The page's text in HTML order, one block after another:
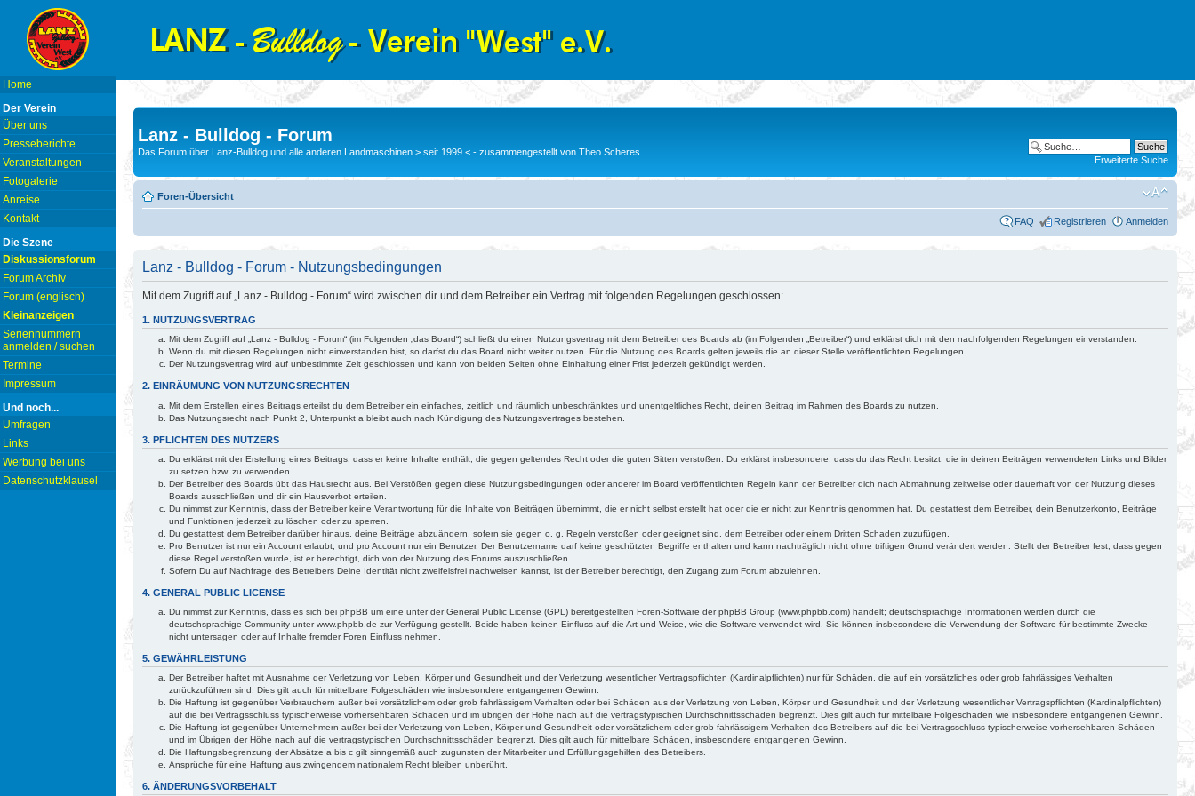
Home
Der Verein
Über uns
Presseberichte
Veranstaltungen
Fotogalerie
Anreise
Kontakt
Die Szene
Diskussionsforum
Forum Archiv
Forum (englisch)
Kleinanzeigen
Seriennummern
anmelden / suchen
Termine
Impressum
Und noch...
Umfragen
Links
Werbung bei uns
Datenschutzklausel
Lanz - Bulldog - Forum
Das Forum über Lanz-Bulldog und alle anderen Landmaschinen > seit 1999 < - zusammengestellt von Theo Scheres
Erweiterte Suche
Foren-Übersicht
FAQ Registrieren Anmelden
Lanz - Bulldog - Forum - Nutzungsbedingungen
Mit dem Zugriff auf „Lanz - Bulldog - Forum“ wird zwischen dir und dem Betreiber ein Vertrag mit folgenden Regelungen geschlossen:
1. NUTZUNGSVERTRAG
Mit dem Zugriff auf „Lanz - Bulldog - Forum“ (im Folgenden „das Board“) schließt du einen Nutzungsvertrag mit dem Betreiber des Boards ab (im Folgenden „Betreiber“) und erklärst dich mit den nachfolgenden Regelungen einverstanden.
Wenn du mit diesen Regelungen nicht einverstanden bist, so darfst du das Board nicht weiter nutzen. Für die Nutzung des Boards gelten jeweils die an dieser Stelle veröffentlichten Regelungen.
Der Nutzungsvertrag wird auf unbestimmte Zeit geschlossen und kann von beiden Seiten ohne Einhaltung einer Frist jederzeit gekündigt werden.
2. EINRÄUMUNG VON NUTZUNGSRECHTEN
Mit dem Erstellen eines Beitrags erteilst du dem Betreiber ein einfaches, zeitlich und räumlich unbeschränktes und unentgeltliches Recht, deinen Beitrag im Rahmen des Boards zu nutzen.
Das Nutzungsrecht nach Punkt 2, Unterpunkt a bleibt auch nach Kündigung des Nutzungsvertrages bestehen.
3. PFLICHTEN DES NUTZERS
Du erklärst mit der Erstellung eines Beitrags, dass er keine Inhalte enthält, die gegen geltendes Recht oder die guten Sitten verstoßen. Du erklärst insbesondere, dass du das Recht besitzt, die in deinen Beiträgen verwendeten Links und Bilder
zu setzen bzw. zu verwenden.
Der Betreiber des Boards übt das Hausrecht aus. Bei Verstößen gegen diese Nutzungsbedingungen oder anderer im Board veröffentlichten Regeln kann der Betreiber dich nach Abmahnung zeitweise oder dauerhaft von der Nutzung dieses
Boards ausschließen und dir ein Hausverbot erteilen.
Du nimmst zur Kenntnis, dass der Betreiber keine Verantwortung für die Inhalte von Beiträgen übernimmt, die er nicht selbst erstellt hat oder die er nicht zur Kenntnis genommen hat. Du gestattest dem Betreiber, dein Benutzerkonto, Beiträge
und Funktionen jederzeit zu löschen oder zu sperren.
Du gestattest dem Betreiber darüber hinaus, deine Beiträge abzuändern, sofern sie gegen o. g. Regeln verstoßen oder geeignet sind, dem Betreiber oder einem Dritten Schaden zuzufügen.
Pro Benutzer ist nur ein Account erlaubt, und pro Account nur ein Benutzer. Der Benutzername darf keine geschützten Begriffe enthalten und kann nachträglich nicht ohne triftigen Grund verändert werden. Stellt der Betreiber fest, dass gegen
diese Regel verstoßen wurde, ist er berechtigt, dich von der Nutzung des Forums auszuschließen.
Sofern Du auf Nachfrage des Betreibers Deine Identität nicht zweifelsfrei nachweisen kannst, ist der Betreiber berechtigt, den Zugang zum Forum abzulehnen.
4. GENERAL PUBLIC LICENSE
Du nimmst zur Kenntnis, dass es sich bei phpBB um eine unter der General Public License (GPL) bereitgestellten Foren-Software der phpBB Group (www.phpbb.com) handelt; deutschsprachige Informationen werden durch die
deutschsprachige Community unter www.phpbb.de zur Verfügung gestellt. Beide haben keinen Einfluss auf die Art und Weise, wie die Software verwendet wird. Sie können insbesondere die Verwendung der Software für bestimmte Zwecke
nicht untersagen oder auf Inhalte fremder Foren Einfluss nehmen.
5. GEWÄHRLEISTUNG
Der Betreiber haftet mit Ausnahme der Verletzung von Leben, Körper und Gesundheit und der Verletzung wesentlicher Vertragspflichten (Kardinalpflichten) nur für Schäden, die auf ein vorsätzliches oder grob fahrlässiges Verhalten
zurückzuführen sind. Dies gilt auch für mittelbare Folgeschäden wie insbesondere entgangenen Gewinn.
Die Haftung ist gegenüber Verbrauchern außer bei vorsätzlichem oder grob fahrlässigem Verhalten oder bei Schäden aus der Verletzung von Leben, Körper und Gesundheit und der Verletzung wesentlicher Vertragspflichten (Kardinalpflichten)
auf die bei Vertragsschluss typischerweise vorhersehbaren Schäden und im übrigen der Höhe nach auf die vertragstypischen Durchschnittsschäden begrenzt. Dies gilt auch für mittelbare Folgeschäden wie insbesondere entgangenen Gewinn.
Die Haftung ist gegenüber Unternehmern außer bei der Verletzung von Leben, Körper und Gesundheit oder vorsätzlichem oder grob fahrlässigem Verhalten des Betreibers auf die bei Vertragsschluss typischerweise vorhersehbaren Schäden
und im Übrigen der Höhe nach auf die vertragstypischen Durchschnittsschäden begrenzt. Dies gilt auch für mittelbare Schäden, insbesondere entgangenen Gewinn.
Die Haftungsbegrenzung der Absätze a bis c gilt sinngemäß auch zugunsten der Mitarbeiter und Erfüllungsgehilfen des Betreibers.
Ansprüche für eine Haftung aus zwingendem nationalem Recht bleiben unberührt.
6. ÄNDERUNGSVORBEHALT